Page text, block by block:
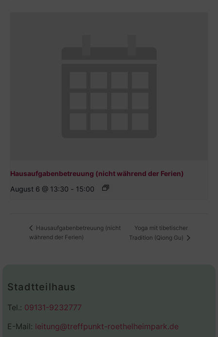
Hausaufgabenbetreuung (nicht während der Ferien)
August 6 @ 13:30 - 15:00
Hausaufgabenbetreuung (nicht
während der Ferien)
Yoga mit tibetischer
Tradition (Qiong Gu)
Stadtteilhaus
Tel.: 09131-9232777
E-Mail: leitung@treffpunkt-roethelheimpark.de